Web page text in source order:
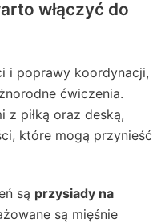
włączyć do
i poprawy koordynacji,
ćwiczenia.
z piłką oraz deską,
które mogą przynieść
są przysiady na
są mięśnie